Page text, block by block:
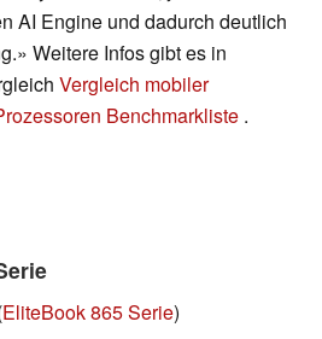
AI Engine und dadurch deutlich
Weitere Infos gibt es in
Vergleich mobiler
Benchmarkliste .
EliteBook 865 Serie)